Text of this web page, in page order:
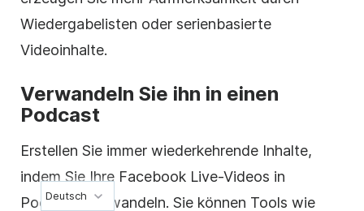
Wiedergabelisten oder serienbasierte
Videoinhalte.
Verwandeln Sie ihn in einen
Podcast
Erstellen Sie immer wiederkehrende Inhalte,
indem Sie Ihre Facebook Live-Videos in
Podcasts umwandeln. Sie können Tools wie
Deutsch